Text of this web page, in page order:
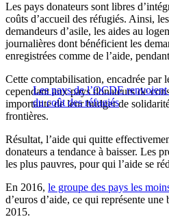
Les pays donateurs sont libres
coûts d’accueil des réfugiés. Ainsi,
demandeurs d’asile, les aides au
journalières dont bénéficient les
enregistrées comme de l’aide,
Les pays de l’OCDE
du coût des réfugiés
Cette comptabilisation, encadrée par
cependant aux pays donateurs de
importante de leur budget de
frontières.
Résultat, l’aide qui quitte
donateurs a tendance à baisser. Les
les plus pauvres, pour qui l’aide se
En 2016, le groupe des pays les
d’euros d’aide, ce qui représente
2015.